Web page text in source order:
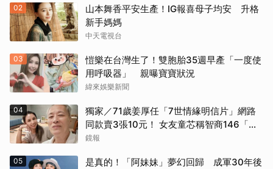
02
山本舞香平安生產！IG報喜母子均安 升格
新手媽媽
中天電視台
03
愷樂在台灣生了！雙胞胎35週早產「一度使
用呼吸器」 親曝寶寶狀況
緯來娛樂新聞
04
獨家／71歲姜厚任「7世情緣明信片」網路
同款賣3張10元！ 女友童芯稱智商146「台
大3碩1博」 台灣大學回應了！
鏡報
05
是真的！「阿妹妹」夢幻回歸 成軍30年後